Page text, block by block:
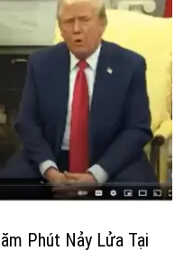
Phút Nảy Lửa Tại